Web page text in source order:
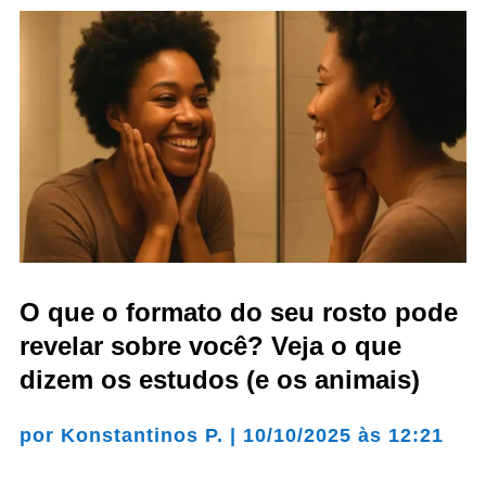
O que o formato do seu rosto pode
revelar sobre você? Veja o que
dizem os estudos (e os animais)
por Konstantinos P. | 10/10/2025 às 12:21